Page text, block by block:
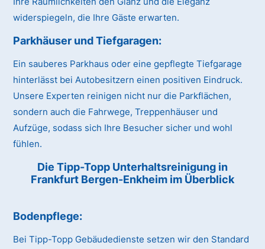
widerspiegeln, die Ihre Gäste erwarten.
Parkhäuser und Tiefgaragen:
Ein sauberes Parkhaus oder eine gepflegte Tiefgarage
hinterlässt bei Autobesitzern einen positiven Eindruck.
Unsere Experten reinigen nicht nur die Parkflächen,
sondern auch die Fahrwege, Treppenhäuser und
Aufzüge, sodass sich Ihre Besucher sicher und wohl
fühlen.
Die Tipp-Topp Unterhaltsreinigung in
Frankfurt Bergen-Enkheim im Überblick
Bodenpflege:
Bei Tipp-Topp Gebäudedienste setzen wir den Standard